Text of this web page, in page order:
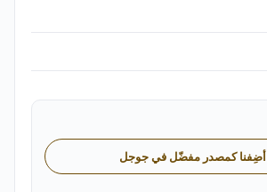
أضِفنا كمصدر مفضّل في جوجل